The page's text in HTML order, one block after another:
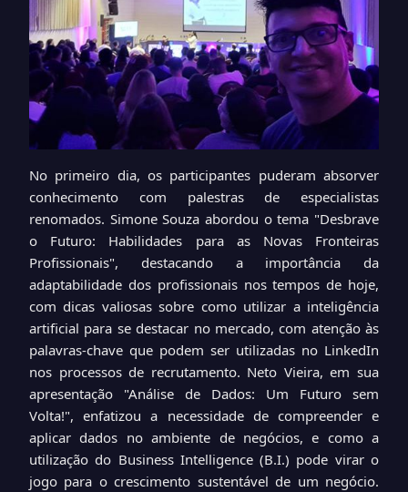
No primeiro dia, os participantes puderam absorver
conhecimento com palestras de especialistas
renomados. Simone Souza abordou o tema "Desbrave
o Futuro: Habilidades para as Novas Fronteiras
Profissionais", destacando a importância da
adaptabilidade dos profissionais nos tempos de hoje,
com dicas valiosas sobre como utilizar a inteligência
artificial para se destacar no mercado, com atenção às
palavras-chave que podem ser utilizadas no LinkedIn
nos processos de recrutamento. Neto Vieira, em sua
apresentação "Análise de Dados: Um Futuro sem
Volta!", enfatizou a necessidade de compreender e
aplicar dados no ambiente de negócios, e como a
utilização do Business Intelligence (B.I.) pode virar o
jogo para o crescimento sustentável de um negócio.